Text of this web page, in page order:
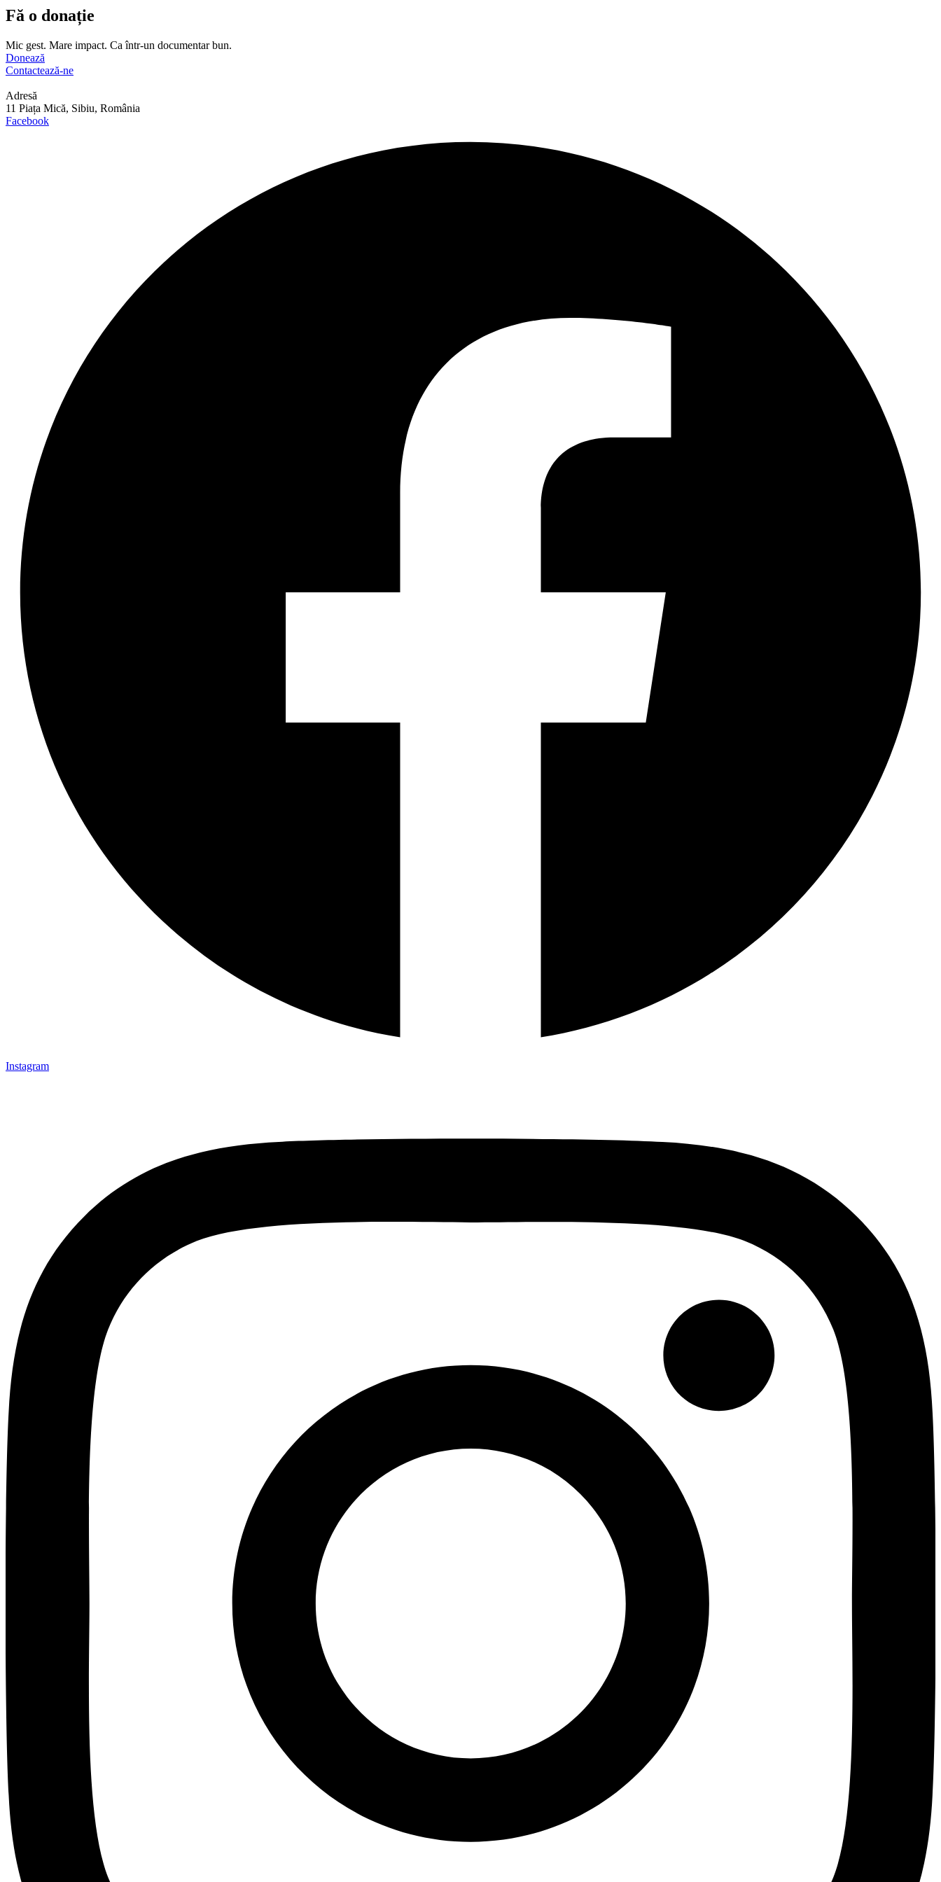
Fă o donație
Mic gest. Mare impact. Ca într-un documentar bun.
Donează
Contactează-ne
Adresă
11 Piața Mică, Sibiu, România
Facebook
Instagram